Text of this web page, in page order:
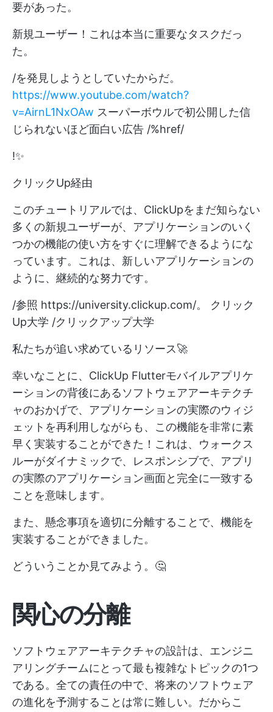
要があった。
新規ユーザー！これは本当に重要なタスクだっ
た。
/を発見しようとしていたからだ。
https://www.youtube.com/watch?
v=AirnL1NxOAw スーパーボウルで初公開した信
じられないほど面白い広告 /%href/
!✨
クリックUp経由
このチュートリアルでは、ClickUpをまだ知らない
多くの新規ユーザーが、アプリケーションのいく
つかの機能の使い方をすぐに理解できるようにな
っています。これは、新しいアプリケーションの
ように、継続的な努力です。
/参照 https://university.clickup.com/。
クリック
Up大学 /クリックアップ大学
私たちが追い求めているリソース🚀
幸いなことに、ClickUp Flutterモバイルアプリケ
ーションの背後にあるソフトウェアアーキテクチ
ャのおかげで、アプリケーションの実際のウィジ
ェットを再利用しながらも、この機能を非常に素
早く実装することができた！これは、ウォークス
ルーがダイナミックで、レスポンシブで、アプリ
の実際のアプリケーション画面と完全に一致する
ことを意味します。
また、懸念事項を適切に分離することで、機能を
実装することができました。
どういうことか見てみよう。🤔
関心の分離
ソフトウェアアーキテクチャの設計は、エンジニ
アリングチームにとって最も複雑なトピックの1つ
である。全ての責任の中で、将来のソフトウェア
の進化を予測することは常に難しい。だからこ